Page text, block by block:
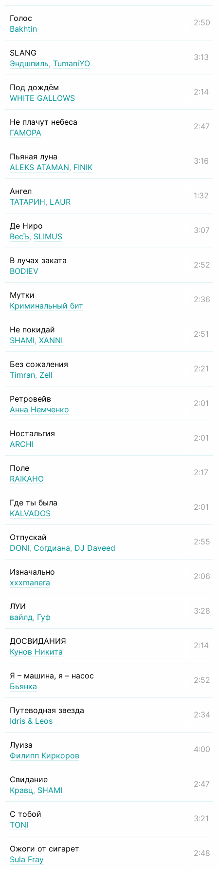
Голос
Bakhtin
2:50
SLANG
Эндшпиль, TumaniYO
3:13
Под дождём
WHITE GALLOWS
2:14
Не плачут небеса
ГАМОРА
2:47
Пьяная луна
ALEKS ATAMAN, FINIK
3:16
Ангел
ТАТАРИН, LAUR
1:32
Де Ниро
ВесЪ, SLIMUS
3:07
В лучах заката
BODIEV
2:52
Мутки
Криминальный бит
2:36
Не покидай
SHAMI, XANNI
2:51
Без сожаления
Timran, Zell
2:21
Ретровейв
Анна Немченко
2:01
Ностальгия
ARCHI
2:01
Поле
RAIKAHO
2:17
Где ты была
KALVADOS
2:01
Отпускай
DONI, Согдиана, DJ Daveed
2:55
Изначально
xxxmanera
2:06
ЛУИ
вайлд, Гуф
3:28
ДОСВИДАНИЯ
Кунов Никита
2:14
Я – машина, я – насос
Бьянка
2:52
Путеводная звезда
Idris & Leos
2:34
Луиза
Филипп Киркоров
4:00
Свидание
Кравц, SHAMI
2:47
С тобой
TONI
3:21
Ожоги от сигарет
Sula Fray
2:48